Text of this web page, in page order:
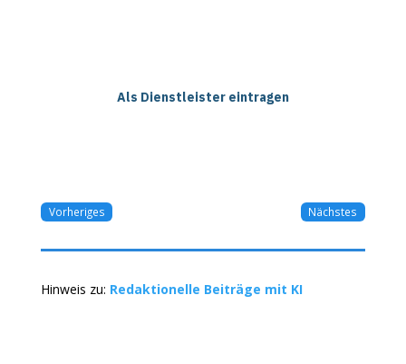
Als Dienstleister eintragen
Vorheriges Nächstes
Hinweis zu: Redaktionelle Beiträge mit KI